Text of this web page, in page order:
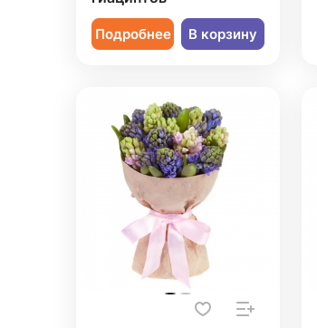
Подробнее В корзину